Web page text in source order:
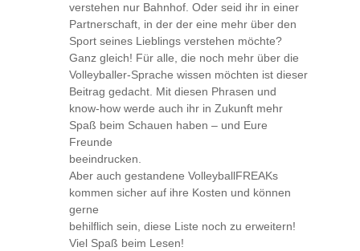
verstehen nur Bahnhof. Oder seid ihr in einer
Partnerschaft, in der der eine mehr über den
Sport seines Lieblings verstehen möchte?
Ganz gleich! Für alle, die noch mehr über die
Volleyballer-Sprache wissen möchten ist dieser
Beitrag gedacht. Mit diesen Phrasen und
know-how werde auch ihr in Zukunft mehr
Spaß beim Schauen haben – und Eure
Freunde
beeindrucken.
Aber auch gestandene VolleyballFREAKs
kommen sicher auf ihre Kosten und können
gerne
behilflich sein, diese Liste noch zu erweitern!
Viel Spaß beim Lesen!